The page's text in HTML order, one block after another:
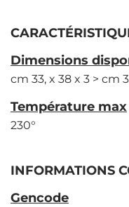
Dimensions
cm 33, x 38 x 3 > cm
Température max
230°
INFORMATIONS
Gencode